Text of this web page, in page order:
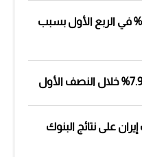
الاقتصاد الكويتي ينكمش 4.6% في الربع الأول بسبب
على نتائج البنوك